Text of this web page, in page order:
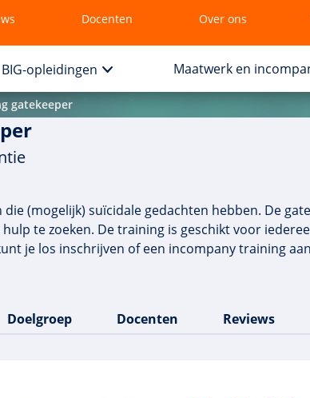
Docenten Over ons
BIG-opleidingen Maatwerk en
gatekeeper
(mogelijk) suïcidale gedachten hebben. De
te zoeken. De training is geschikt voor
je los inschrijven of een incompany training
Doelgroep Docenten Reviews